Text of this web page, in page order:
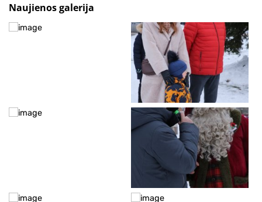
Naujienos galerija